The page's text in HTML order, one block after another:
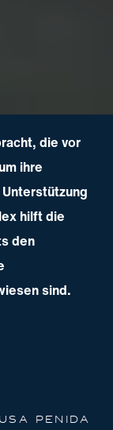
die vor
ihre
hilft die
den
sind.
PENIDA